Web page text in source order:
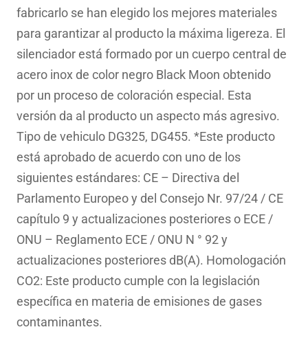
fabricarlo se han elegido los mejores materiales
para garantizar al producto la máxima ligereza. El
silenciador está formado por un cuerpo central de
acero inox de color negro Black Moon obtenido
por un proceso de coloración especial. Esta
versión da al producto un aspecto más agresivo.
Tipo de vehiculo DG325, DG455. *Este producto
está aprobado de acuerdo con uno de los
siguientes estándares: CE – Directiva del
Parlamento Europeo y del Consejo Nr. 97/24 / CE
capítulo 9 y actualizaciones posteriores o ECE /
ONU – Reglamento ECE / ONU N ° 92 y
actualizaciones posteriores dB(A). Homologación
CO2: Este producto cumple con la legislación
específica en materia de emisiones de gases
contaminantes.